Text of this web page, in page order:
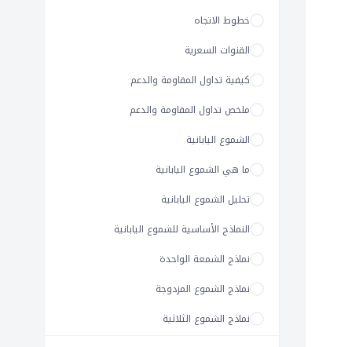
خطوط الاتجاه
القنوات السعرية
كيفية تداول المقاومة والدعم
ملخص تداول المقاومة والدعم
الشموع اليابانية
ما هي الشموع اليابانية
تحليل الشموع اليابانية
النماذج الأساسية للشموع اليابانية
نماذج الشمعة الواحدة
نماذج الشموع المزدوجة
نماذج الشموع الثلاثية